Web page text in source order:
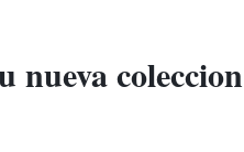
nueva coleccion